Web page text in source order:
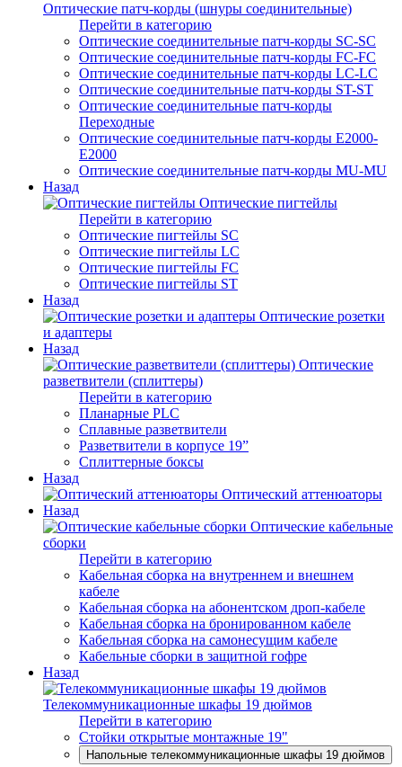
Оптические патч-корды (шнуры соединительные)
Перейти в категорию
Оптические соединительные патч-корды SC-SC
Оптические соединительные патч-корды FC-FC
Оптические соединительные патч-корды LC-LC
Оптические соединительные патч-корды ST-ST
Оптические соединительные патч-корды
Переходные
Оптические соединительные патч-корды E2000-
E2000
Оптические соединительные патч-корды MU-MU
Назад
Оптические пигтейлы
Перейти в категорию
Оптические пигтейлы SC
Оптические пигтейлы LC
Оптические пигтейлы FC
Оптические пигтейлы ST
Назад
Оптические розетки
и адаптеры
Назад
Оптические
разветвители (сплиттеры)
Перейти в категорию
Планарные PLC
Сплавные разветвители
Разветвители в корпусе 19”
Сплиттерные боксы
Назад
Оптический аттенюаторы
Назад
Оптические кабельные
сборки
Перейти в категорию
Кабельная сборка на внутреннем и внешнем
кабеле
Кабельная сборка на абонентском дроп-кабеле
Кабельная сборка на бронированном кабеле
Кабельная сборка на самонесущим кабеле
Кабельные сборки в защитной гофре
Назад
Телекоммуникационные шкафы 19 дюймов
Перейти в категорию
Стойки открытые монтажные 19"
Напольные телекоммуникационные шкафы 19 дюймов